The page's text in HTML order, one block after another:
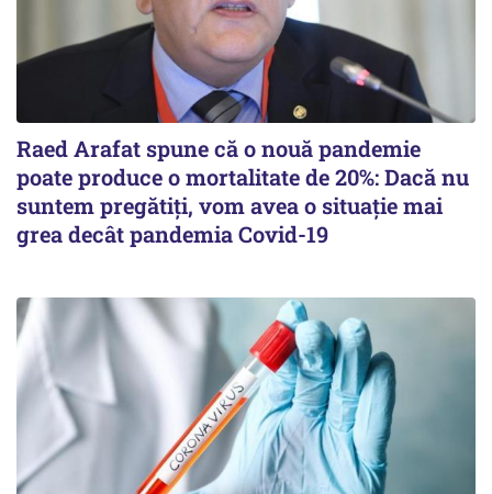
Raed Arafat spune că o nouă pandemie
poate produce o mortalitate de 20%: Dacă nu
suntem pregătiți, vom avea o situație mai
grea decât pandemia Covid-19